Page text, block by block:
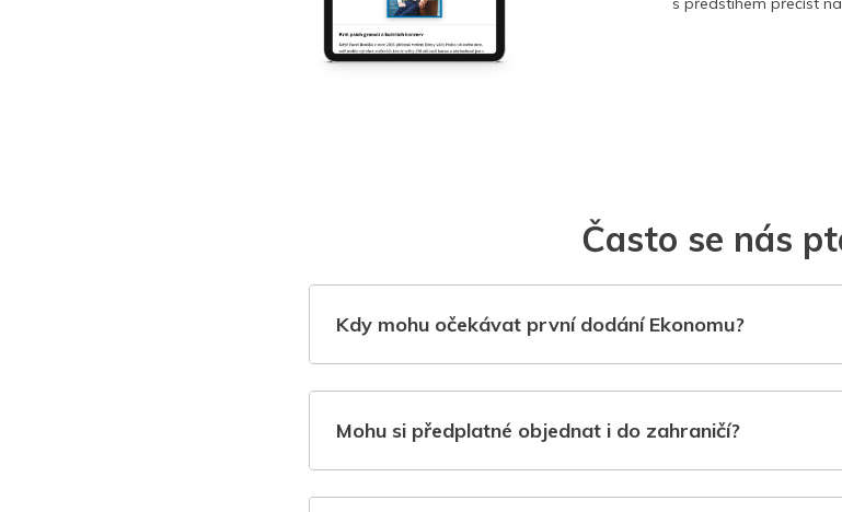
Často se nás
Kdy mohu očekávat první dodání Ekonomu?
Mohu si předplatné objednat i do zahraničí?